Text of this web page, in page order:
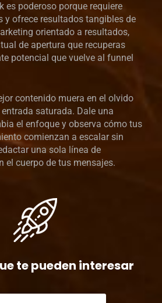
es poderoso porque requiere
y ofrece resultados tangibles de
orientado a resultados,
de apertura que recuperas
potencial que vuelve al funnel
contenido muera en el olvido
saturada. Dale una
el enfoque y observa cómo tus
comienzan a escalar sin
una sola línea de
el cuerpo de tus mensajes.
te pueden interesar